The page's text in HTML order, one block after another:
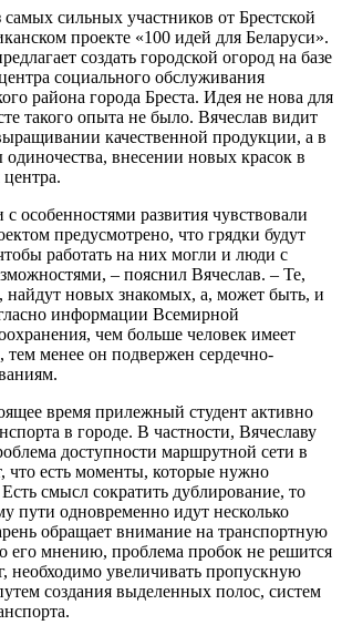
сильных участников от Брестской
проекте «100 идей для Беларуси».
создать городской огород на базе
социального обслуживания
района города Бреста. Идея не нова для
такого опыта не было. Вячеслав видит
качественной продукции, а в
внесении новых красок в
особенностями развития чувствовали
предусмотрено, что грядки будут
работать на них могли и люди с
– пояснил Вячеслав. – Те,
найдут новых знакомых, а, может быть, и
информации Всемирной
чем больше человек имеет
тем менее он подвержен сердечно-
время прилежный студент активно
в городе. В частности, Вячеславу
доступности маршрутной сети в
что есть моменты, которые нужно
смысл сократить дублирование, то
пути одновременно идут несколько
обращает внимание на транспортную
его мнению, проблема пробок не решится
необходимо увеличивать пропускную
создания выделенных полос, систем